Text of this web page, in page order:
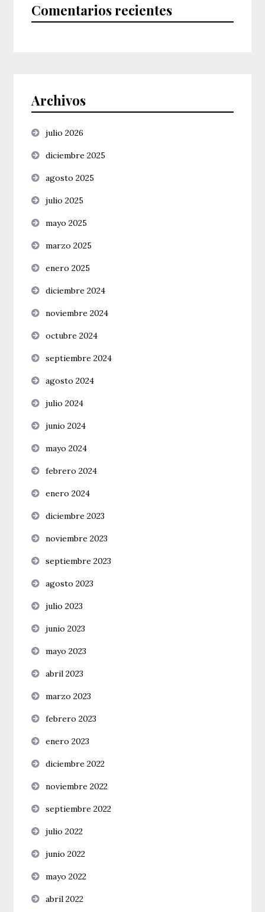
Comentarios recientes
Archivos
julio 2026
diciembre 2025
agosto 2025
julio 2025
mayo 2025
marzo 2025
enero 2025
diciembre 2024
noviembre 2024
octubre 2024
septiembre 2024
agosto 2024
julio 2024
junio 2024
mayo 2024
febrero 2024
enero 2024
diciembre 2023
noviembre 2023
septiembre 2023
agosto 2023
julio 2023
junio 2023
mayo 2023
abril 2023
marzo 2023
febrero 2023
enero 2023
diciembre 2022
noviembre 2022
septiembre 2022
julio 2022
junio 2022
mayo 2022
abril 2022